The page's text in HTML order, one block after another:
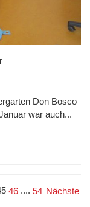
Don Bosco
war auch...
46 .... 54 Nächste